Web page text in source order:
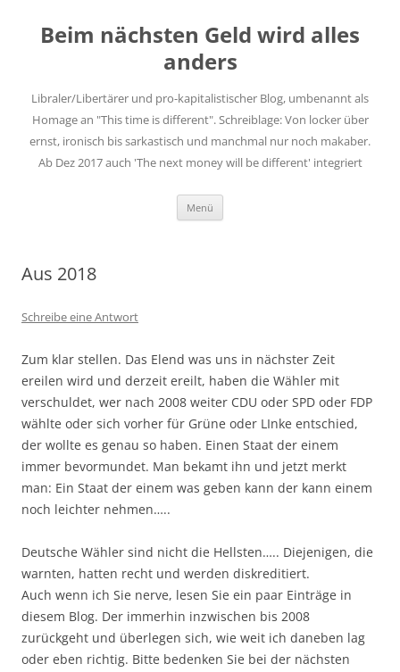
springen
Beim nächsten Geld wird alles
anders
Libraler/Libertärer und pro-kapitalistischer Blog, umbenannt als
Homage an "This time is different". Schreiblage: Von locker über
ernst, ironisch bis sarkastisch und manchmal nur noch makaber.
Ab Dez 2017 auch 'The next money will be different' integriert
Menü
Aus 2018
Schreibe eine Antwort
Zum klar stellen. Das Elend was uns in nächster Zeit
ereilen wird und derzeit ereilt, haben die Wähler mit
verschuldet, wer nach 2008 weiter CDU oder SPD oder FDP
wählte oder sich vorher für Grüne oder LInke entschied,
der wollte es genau so haben. Einen Staat der einem
immer bevormundet. Man bekamt ihn und jetzt merkt
man: Ein Staat der einem was geben kann der kann einem
noch leichter nehmen…..
Deutsche Wähler sind nicht die Hellsten….. Diejenigen, die
warnten, hatten recht und werden diskreditiert.
Auch wenn ich Sie nerve, lesen Sie ein paar Einträge in
diesem Blog. Der immerhin inzwischen bis 2008
zurückgeht und überlegen sich, wie weit ich daneben lag
oder eben richtig. Bitte bedenken Sie bei der nächsten